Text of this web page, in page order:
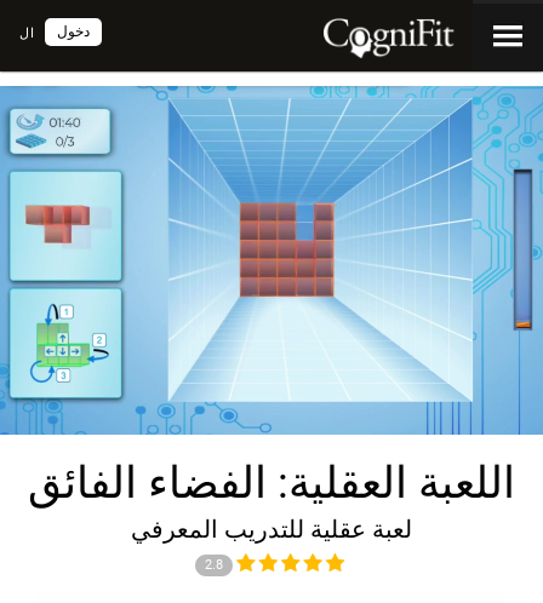
ال دخول
اللعبة العقلية: الفضاء الفائق
لعبة عقلية للتدريب المعرفي
2.8